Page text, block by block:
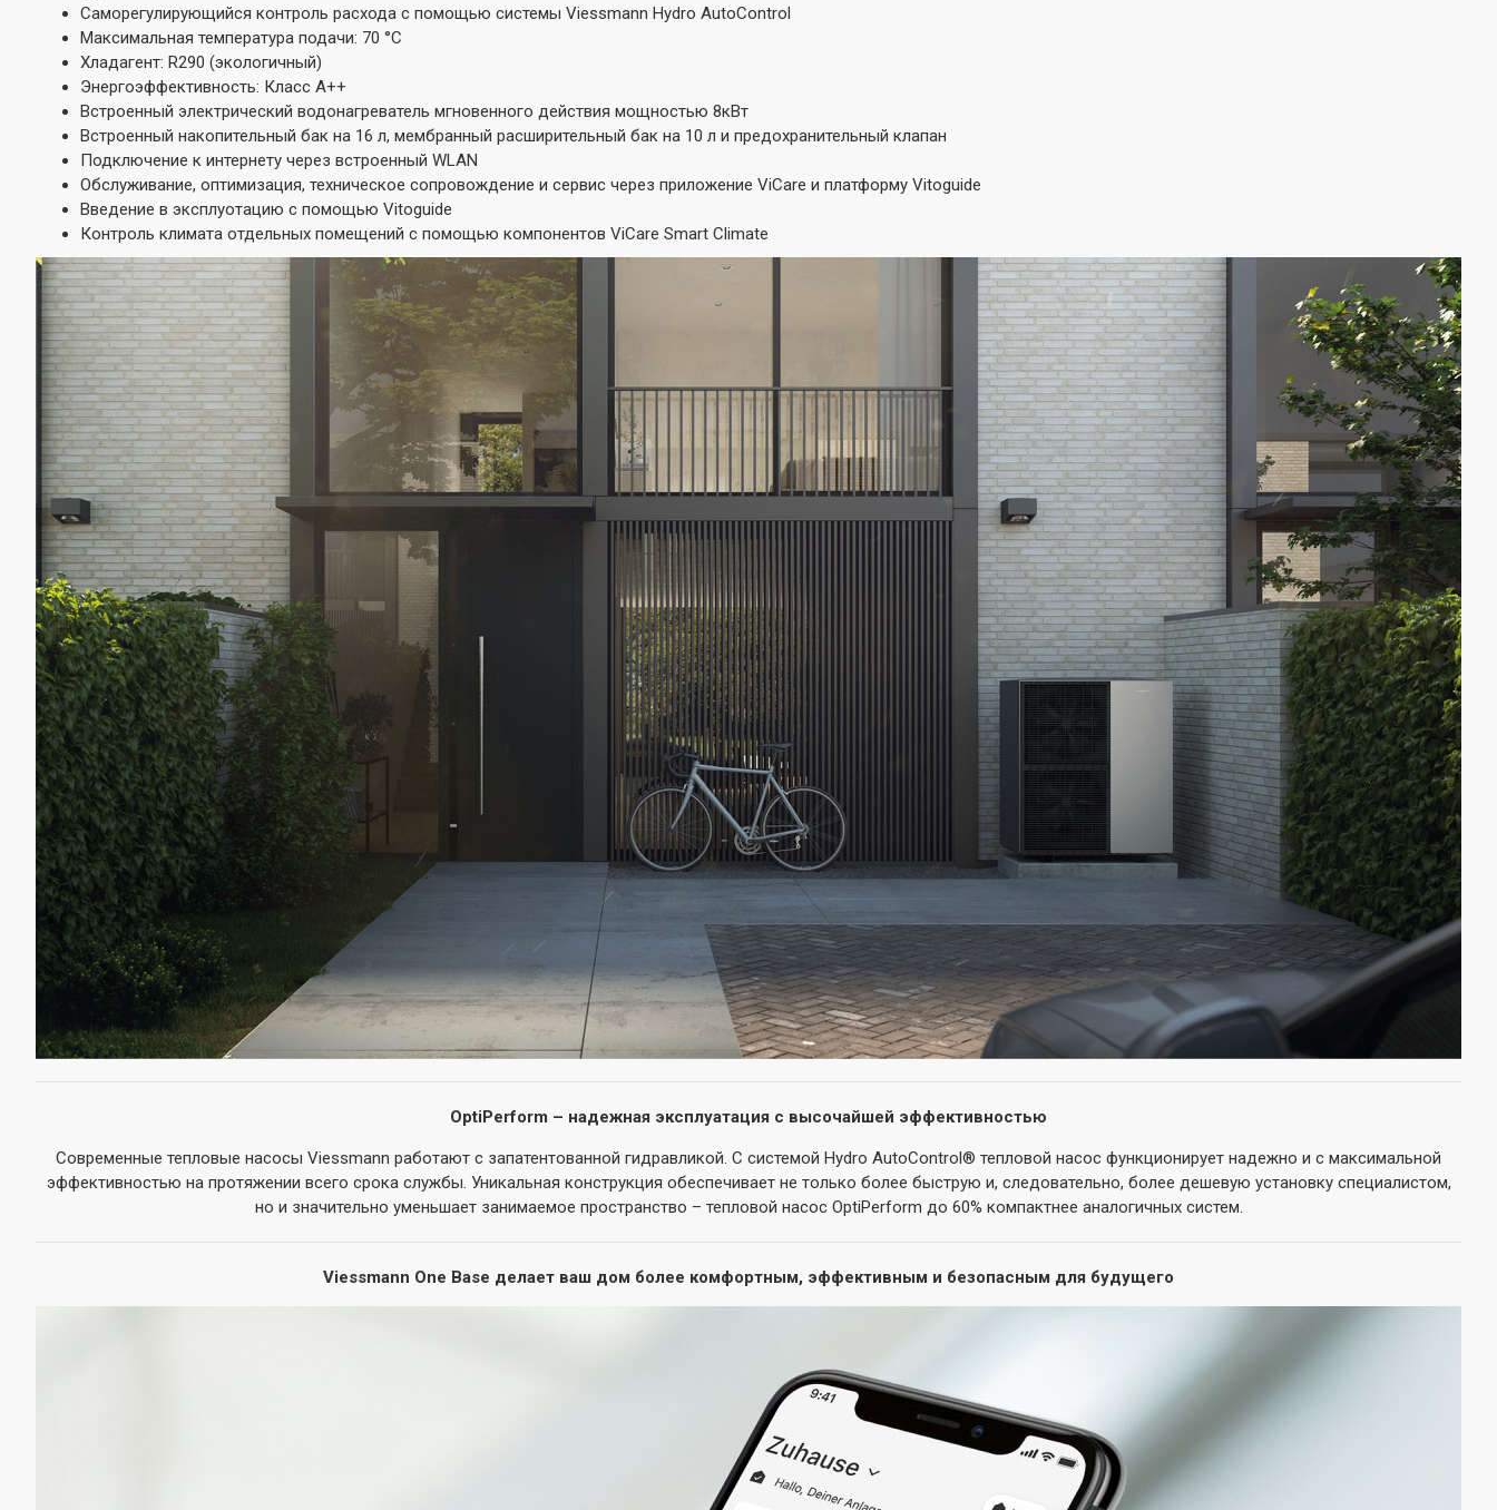
Саморегулирующийся контроль расхода с помощью системы Viessmann Hydro AutoControl
Максимальная температура подачи: 70 °C
Хладагент: R290 (экологичный)
Энергоэффективность: Класс A++
Встроенный электрический водонагреватель мгновенного действия мощностью 8кВт
Встроенный накопительный бак на 16 л, мембранный расширительный бак на 10 л и предохранительный клапан
Подключение к интернету через встроенный WLAN
Обслуживание, оптимизация, техническое сопровождение и сервис через приложение ViCare и платформу Vitoguide
Введение в эксплуотацию с помощью Vitoguide
Контроль климата отдельных помещений с помощью компонентов ViCare Smart Climate
OptiPerform – надежная эксплуатация с высочайшей эффективностью
Современные тепловые насосы Viessmann работают с запатентованной гидравликой. С системой Hydro AutoControl® тепловой насос функционирует надежно и с максимальной
эффективностью на протяжении всего срока службы. Уникальная конструкция обеспечивает не только более быструю и, следовательно, более дешевую установку специалистом,
но и значительно уменьшает занимаемое пространство – тепловой насос OptiPerform до 60% компактнее аналогичных систем.
Viessmann One Base делает ваш дом более комфортным, эффективным и безопасным для будущего